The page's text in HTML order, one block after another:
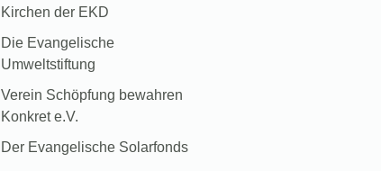
Kirchen der EKD
Die Evangelische
Umweltstiftung
Verein Schöpfung bewahren
Konkret e.V.
Der Evangelische Solarfonds